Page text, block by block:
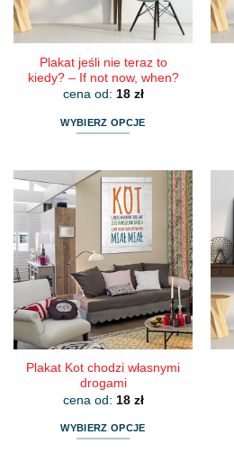
stronie
produktu
Plakat jeśli nie teraz to
kiedy? – If not now, when?
cena od: 18 zł
WYBIERZ OPCJE
ma
wiele
wariantów.
Opcje
można
wybrać
na
stronie
produktu
Plakat Kot chodzi własnymi
drogami
cena od: 18 zł
WYBIERZ OPCJE